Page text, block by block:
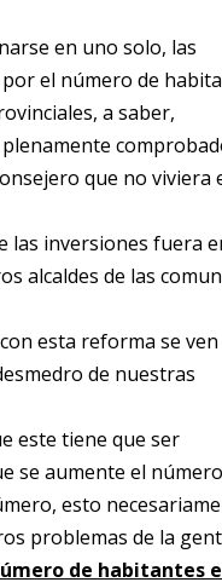
en uno solo, las
el número de
a saber,
que no viviera
las inversiones fuera
alcaldes de las
esta reforma se ven
de nuestras
este tiene que ser
se aumente el número
esto
problemas de la
de habitantes